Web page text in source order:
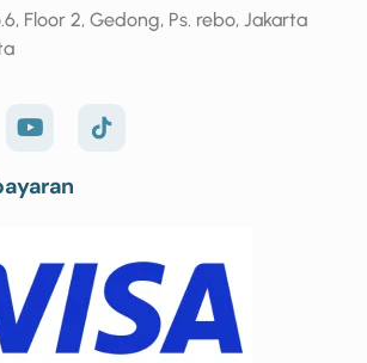
Floor 2, Gedong, Ps. rebo, Jakarta